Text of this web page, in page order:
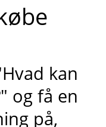
kan
og få en
på,